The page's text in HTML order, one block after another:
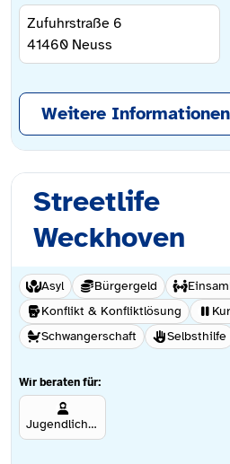
Zufuhrstraße 6
41460 Neuss
Weitere Informationen
Streetlife
Weckhoven
Asyl Bürgergeld
Konflikt & Konfliktlösung
Schwangerschaft
Selbsthilfe
Wir beraten für:
Jugendliche ab 12 Jahren